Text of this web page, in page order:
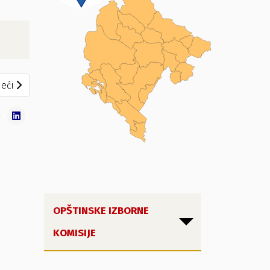
članak: Zapisnik o radu Biračkog odbora - BM 6
OPŠTINSKE IZBORNE
KOMISIJE